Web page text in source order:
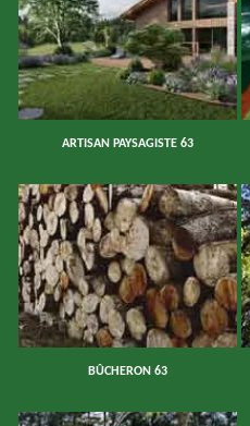
ARTISAN PAYSAGISTE 63
BÛCHERON 63